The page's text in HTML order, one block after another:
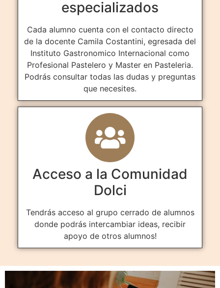
especializados
Cada alumno cuenta con el contacto directo
de la docente Camila Costantini, egresada del
Instituto Gastronomico Internacional como
Profesional Pastelero y Master en Pasteleria.
Podrás consultar todas las dudas y preguntas
que necesites.
Acceso a la Comunidad
Dolci
Tendrás acceso al grupo cerrado de alumnos
donde podrás intercambiar ideas, recibir
apoyo de otros alumnos!